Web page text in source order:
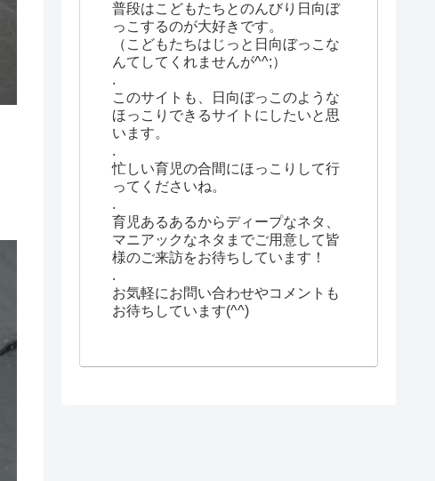
普段はこどもたちとのんびり日向ぼ
っこするのが大好きです。
（こどもたちはじっと日向ぼっこな
んてしてくれませんが^^;）
.
このサイトも、日向ぼっこのような
ほっこりできるサイトにしたいと思
います。
.
忙しい育児の合間にほっこりして行
ってくださいね。
.
育児あるあるからディープなネタ、
マニアックなネタまでご用意して皆
様のご来訪をお待ちしています！
.
お気軽にお問い合わせやコメントも
お待ちしています(^^)